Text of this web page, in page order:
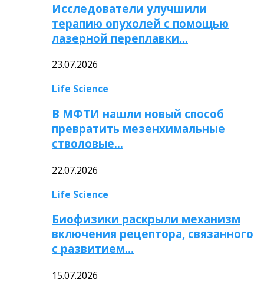
Исследователи улучшили
терапию опухолей с помощью
лазерной переплавки…
23.07.2026
Life Science
В МФТИ нашли новый способ
превратить мезенхимальные
стволовые…
22.07.2026
Life Science
Биофизики раскрыли механизм
включения рецептора, связанного
с развитием…
15.07.2026